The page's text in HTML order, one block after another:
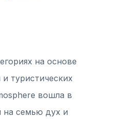
на основе
туристических
вошла в
на семью дух и